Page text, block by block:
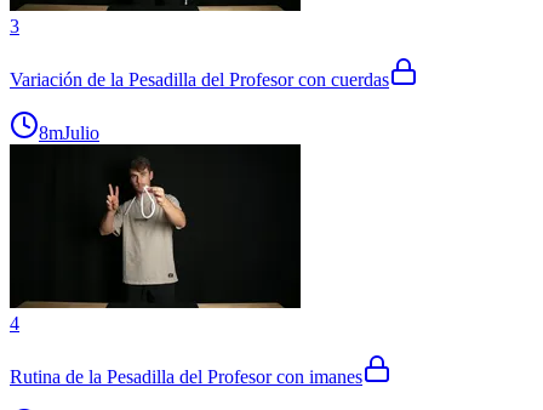
3
Variación de la Pesadilla del Profesor con cuerdas
8mJulio
4
Rutina de la Pesadilla del Profesor con imanes